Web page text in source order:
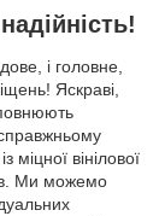
і головне,
Яскраві,
міцної вінілової
Ми можемо